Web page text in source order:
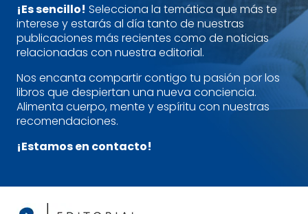
¡Es sencillo! Selecciona la temática que más te
interese y estarás al día tanto de nuestras
publicaciones más recientes como de noticias
relacionadas con nuestra editorial.
Nos encanta compartir contigo tu pasión por los
libros que despiertan una nueva conciencia.
Alimenta cuerpo, mente y espíritu con nuestras
recomendaciones.
¡Estamos en contacto!